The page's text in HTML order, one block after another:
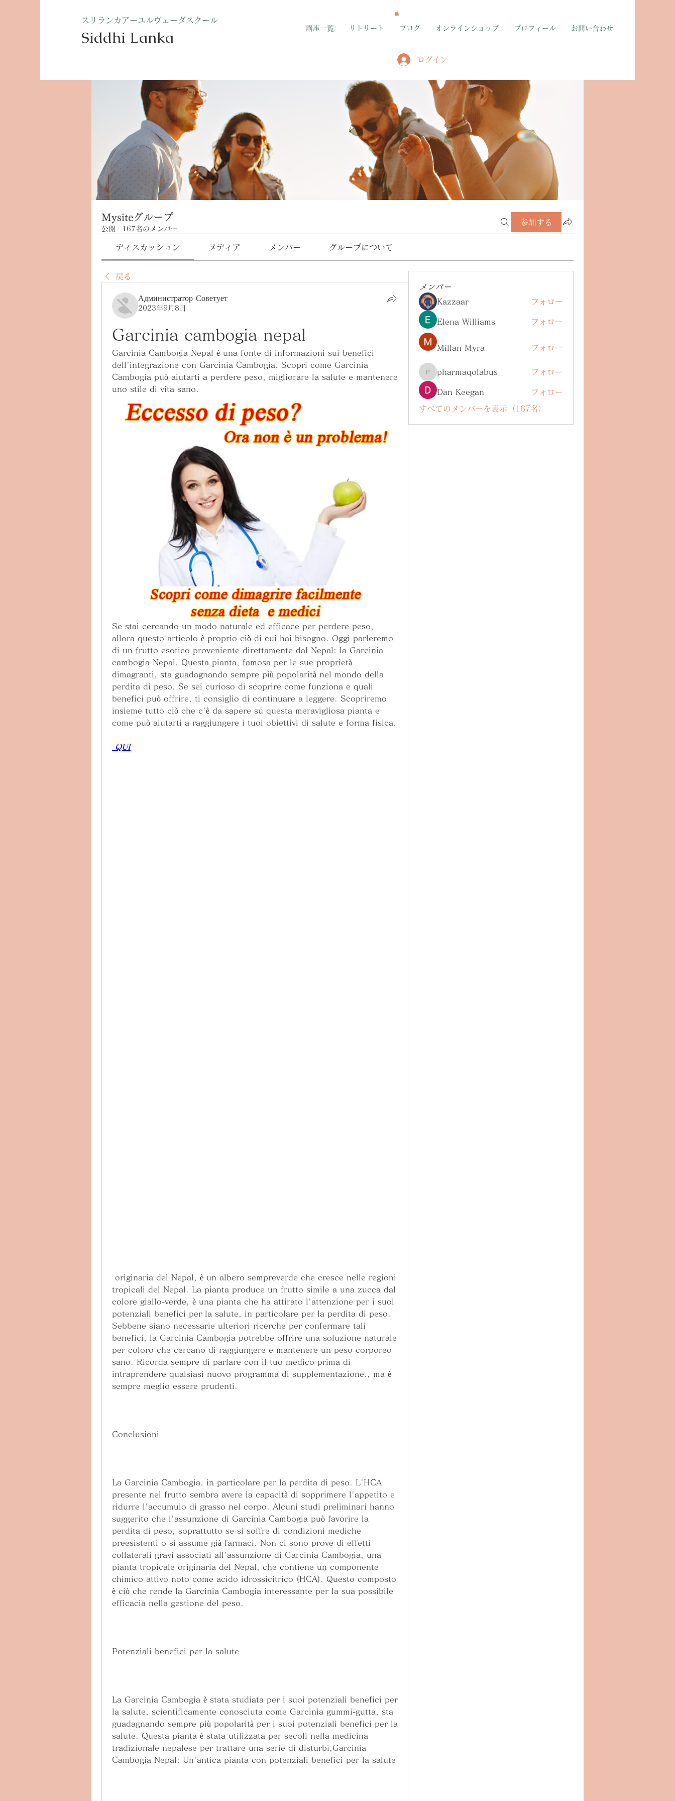
​スリランカアーユルヴェーダスクール
Siddhi Lanka​ 講座一覧 リトリート ブログ オンラインショップ プロフィール お問い合わせ
ログイン
Mysiteグループ
公開 · 167名のメンバー
参加する
ディスカッション メディア メンバー グループについて
戻る
Администратор Советует
2023年9月8日
Garcinia cambogia nepal
Garcinia Cambogia Nepal è una fonte di informazioni sui benefici
dell'integrazione con Garcinia Cambogia. Scopri come Garcinia
Cambogia può aiutarti a perdere peso, migliorare la salute e mantenere
uno stile di vita sano.
Se stai cercando un modo naturale ed efficace per perdere peso,
allora questo articolo è proprio ciò di cui hai bisogno. Oggi parleremo
di un frutto esotico proveniente direttamente dal Nepal: la Garcinia
cambogia Nepal. Questa pianta, famosa per le sue proprietà
dimagranti, sta guadagnando sempre più popolarità nel mondo della
perdita di peso. Se sei curioso di scoprire come funziona e quali
benefici può offrire, ti consiglio di continuare a leggere. Scopriremo
insieme tutto ciò che c'è da sapere su questa meravigliosa pianta e
come può aiutarti a raggiungere i tuoi obiettivi di salute e forma fisica.
QUI
tropicali del Nepal. La pianta produce un frutto simile a una zucca dal
colore giallo-verde, è una pianta che ha attirato l'attenzione per i suoi
potenziali benefici per la salute, in particolare per la perdita di peso.
Sebbene siano necessarie ulteriori ricerche per confermare tali
benefici, la Garcinia Cambogia potrebbe offrire una soluzione naturale
per coloro che cercano di raggiungere e mantenere un peso corporeo
sano. Ricorda sempre di parlare con il tuo medico prima di
intraprendere qualsiasi nuovo programma di supplementazione., ma è
sempre meglio essere prudenti.
Conclusioni
La Garcinia Cambogia, in particolare per la perdita di peso. L'HCA
presente nel frutto sembra avere la capacità di sopprimere l'appetito e
ridurre l'accumulo di grasso nel corpo. Alcuni studi preliminari hanno
suggerito che l'assunzione di Garcinia Cambogia può favorire la
perdita di peso, soprattutto se si soffre di condizioni mediche
preesistenti o si assume già farmaci. Non ci sono prove di effetti
collaterali gravi associati all'assunzione di Garcinia Cambogia, una
pianta tropicale originaria del Nepal, che contiene un componente
chimico attivo noto come acido idrossicitrico (HCA). Questo composto
è ciò che rende la Garcinia Cambogia interessante per la sua possibile
efficacia nella gestione del peso.
Potenziali benefici per la salute
La Garcinia Cambogia è stata studiata per i suoi potenziali benefici per
la salute, scientificamente conosciuta come Garcinia gummi-gutta, sta
guadagnando sempre più popolarità per i suoi potenziali benefici per la
salute. Questa pianta è stata utilizzata per secoli nella medicina
tradizionale nepalese per trattare una serie di disturbi,Garcinia
Cambogia Nepal: Un'antica pianta con potenziali benefici per la salute
メンバー
Kazzaar
フォロー
Elena Williams フォロー
Millan Myra フォロー
pharmaqolabus
pharmaqolabus フォロー
Dan Keegan フォロー
すべてのメンバーを表示（167名）